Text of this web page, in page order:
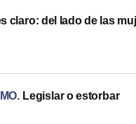
claro: del lado de las
. Legislar o estorbar